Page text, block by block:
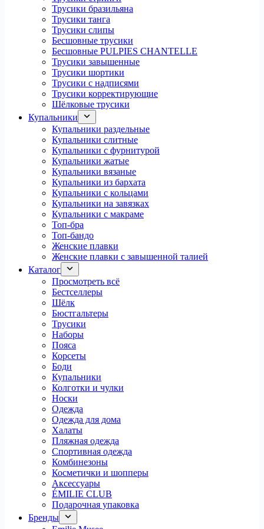
Трусики бразильяна
Трусики танга
Трусики слипы
Бесшовные трусики
Бесшовные PULPIES CHANTELLE
Трусики завышенные
Трусики шортики
Трусики с надписями
Трусики корректирующие
Шёлковые трусики
Купальники
Купальники раздельные
Купальники слитные
Купальники с фурнитурой
Купальники жатые
Купальники вязаные
Купальники из бархата
Купальники с кольцами
Купальники на завязках
Купальники с макраме
Топ-бра
Топ-бандо
Женские плавки
Женские плавки с завышенной талией
Каталог
Просмотреть всё
Бестселлеры
Шёлк
Бюстгальтеры
Трусики
Наборы
Пояса
Корсеты
Боди
Купальники
Колготки и чулки
Носки
Одежда
Одежда для дома
Халаты
Пляжная одежда
Спортивная одежда
Комбинезоны
Косметички и шопперы
Аксессуары
ÉMILIE CLUB
Подарочная упаковка
Бренды